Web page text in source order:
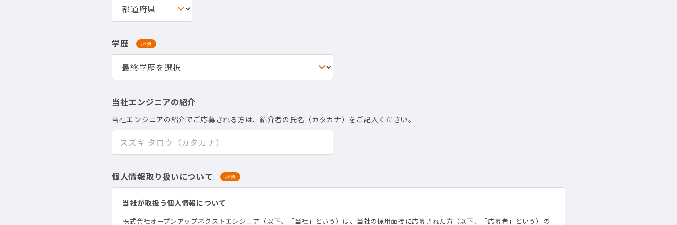
学歴 必須
当社エンジニアの紹介
当社エンジニアの紹介でご応募される方は、紹介者の氏名（カタカナ）をご記入ください。
個人情報取り扱いについて 必須
当社が取扱う個人情報について
株式会社オープンアップネクストエンジニア（以下、「当社」という）は、当社の採用面接に応募された方（以下、「応募者」という）の